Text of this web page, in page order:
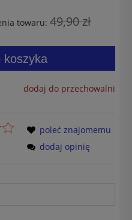
towaru: 49,90 zł
koszyka
dodaj do przechowalni
poleć znajomemu
dodaj opinię